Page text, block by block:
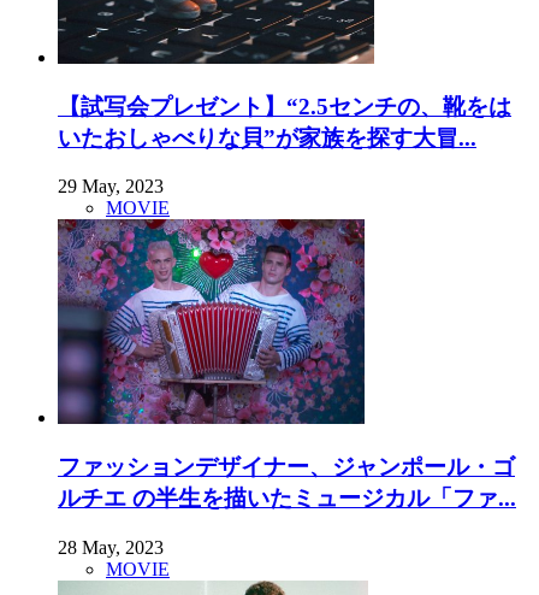
【試写会プレゼント】“2.5センチの、靴をは
いたおしゃべりな貝”が家族を探す大冒...
29 May, 2023
MOVIE
ファッションデザイナー、ジャンポール・ゴ
ルチエ の半生を描いたミュージカル「ファ...
28 May, 2023
MOVIE